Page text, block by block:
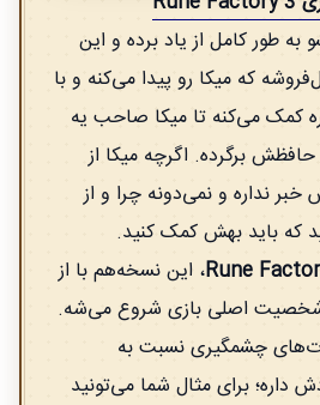
به طور کامل از یاد برده و این
که میکا رو پیدا می‌کنه و با
کمک می‌کنه تا میکا صاحب یه
برگرده. اگرچه میکا از
نداره و نمی‌دونه چرا و از
که باید بهش کمک کنید.
Rune، این نسخه‌هم با از
اصلی بازی شروع می‌شه.
چشمگیری نسبت به
برای مثال شما می‌تونید